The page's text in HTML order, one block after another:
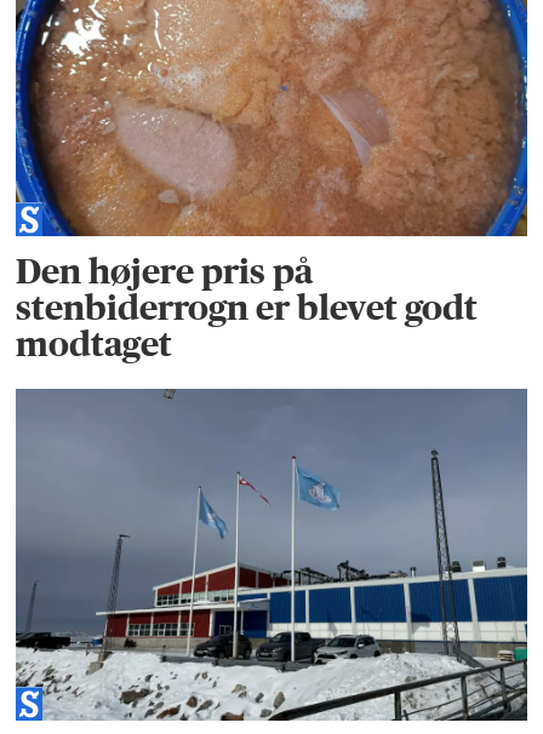
Den højere pris på
stenbiderrogn er blevet godt
modtaget